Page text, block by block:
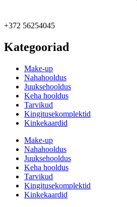
+372 56254045
Kategooriad
Make-up
Nahahooldus
Juuksehooldus
Keha hooldus
Tarvikud
Kingitusekomplektid
Kinkekaardid
Make-up
Nahahooldus
Juuksehooldus
Keha hooldus
Tarvikud
Kingitusekomplektid
Kinkekaardid